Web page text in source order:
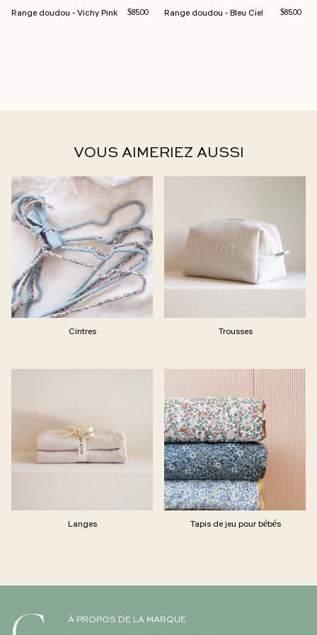
Range doudou - Vichy Pink Prix normal
$85.00 Range doudou - Bleu Ciel Prix normal
$85.00
VOUS AIMERIEZ AUSSI
Cintres Trousses
Langes Tapis de jeu pour bébés
À PROPOS DE LA MARQUE